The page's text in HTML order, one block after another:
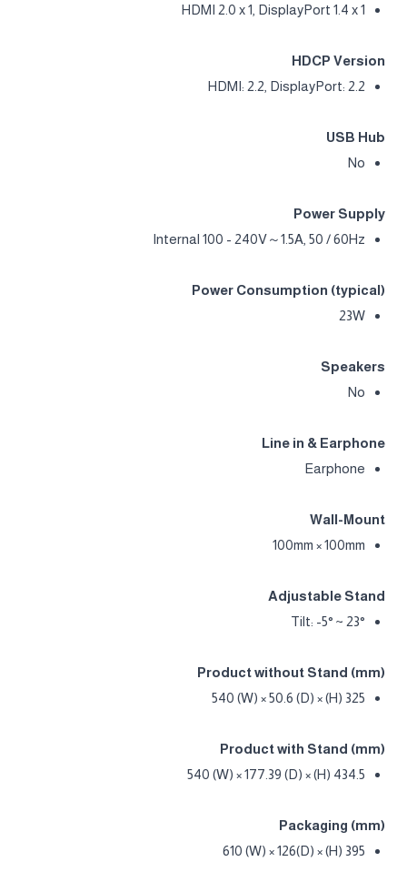
HDMI 2.0 x 1, DisplayPort 1.4 x 1
HDCP Version
HDMI: 2.2, DisplayPort: 2.2
USB Hub
No
Power Supply
Internal 100 - 240V～1.5A, 50 / 60Hz
Power Consumption (typical)
23W
Speakers
No
Line in & Earphone
Earphone
Wall-Mount
100mm × 100mm
Adjustable Stand
Tilt: -5° ~ 23°
Product without Stand (mm)
325 (H) × 540 (W) × 50.6 (D)
Product with Stand (mm)
434.5 (H) × 540 (W) × 177.39 (D)
Packaging (mm)
395 (H) × 610 (W) × 126(D)